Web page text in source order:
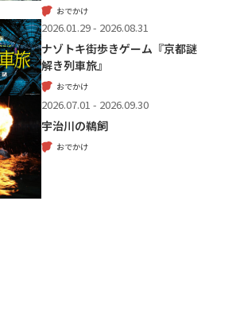
おでかけ
2026.01.29 - 2026.08.31
ナゾトキ街歩きゲーム『京都謎
解き列車旅』
おでかけ
2026.07.01 - 2026.09.30
宇治川の鵜飼
おでかけ